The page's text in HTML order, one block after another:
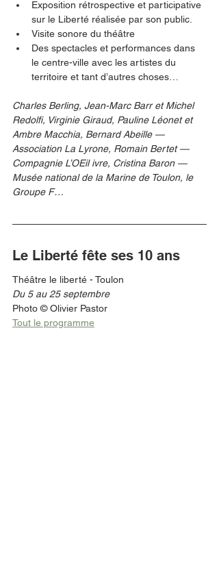
Exposition rétrospective et participative
sur le Liberté réalisée par son public.
Visite sonore du théâtre
Des spectacles et performances dans
le centre-ville avec les artistes du
territoire et tant d’autres choses…
Charles Berling, Jean-Marc Barr et Michel
Redolfi, Virginie Giraud, Pauline Léonet et
Ambre Macchia, Bernard Abeille —
Association La Lyrone, Romain Bertet —
Compagnie L’OEil ivre, Cristina Baron —
Musée national de la Marine de Toulon, le
Groupe F…
Le Liberté fête ses 10 ans
Théâtre le liberté - Toulon
Du 5 au 25 septembre
Photo © Olivier Pastor
Tout le programme